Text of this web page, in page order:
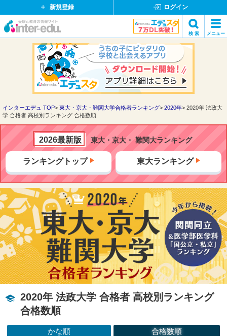
新規登録 ログイン
イ
ド
ッ
ト
検 索 メニュー
検索
インターエデュ TOP 東大・京大・難関大学合格者ランキング 2020年
2020年 法政大
学 合格者 高校別ランキング 合格数順
2026最新版 東大・京大・ 難関大ランキング
ランキングトップ 東大ランキング
2020年 法政大学 合格者 高校別ランキング
合格数順
かな順
合格数順